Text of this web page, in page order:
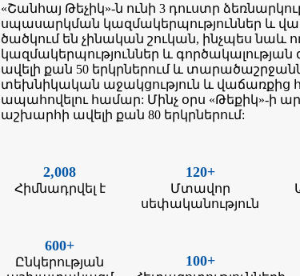
«Շանհայ Թեչիկ»-ն ունի 3 դուստր
սպասարկման կազմակերպություններ և
ծածկում են չինական շուկան, ինչպես նաև
կազմակերպություններ և
ավելի քան 50 երկրներում և
տեխնիկական աջակցություն և վաճառքից
ապահովելու համար: Մինչ օրս «Թեքիկ»-ի
աշխարհի ավելի քան 80 երկրներում:
2,008
Հիմնադրվել է
600+
Ընկերության
120+
Մտավոր
սեփականություն
100+